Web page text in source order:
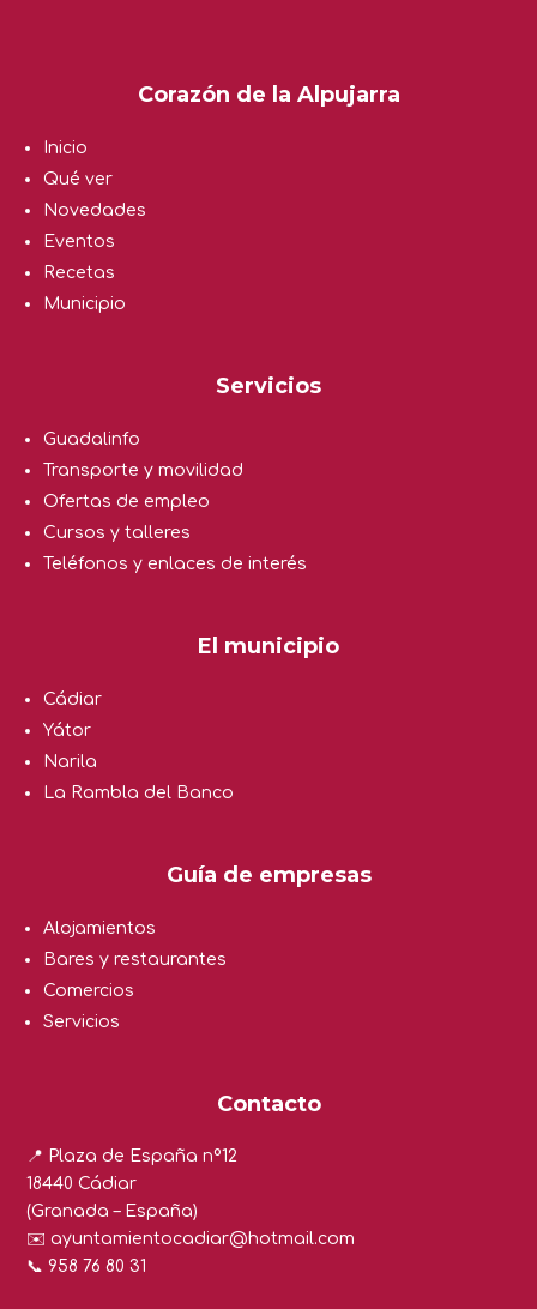
Corazón de la Alpujarra
Inicio
Qué ver
Novedades
Eventos
Recetas
Municipio
Servicios
Guadalinfo
Transporte y movilidad
Ofertas de empleo
Cursos y talleres
Teléfonos y enlaces de interés
El municipio
Cádiar
Yátor
Narila
La Rambla del Banco
Guía de empresas
Alojamientos
Bares y restaurantes
Comercios
Servicios
Contacto
📍 Plaza de España nº12
18440 Cádiar
(Granada – España)
✉️ ayuntamientocadiar@hotmail.com
📞 958 76 80 31